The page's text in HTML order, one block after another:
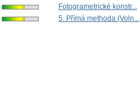
Fotogrametrické konstr...
5. Přímá methoda (Voln...